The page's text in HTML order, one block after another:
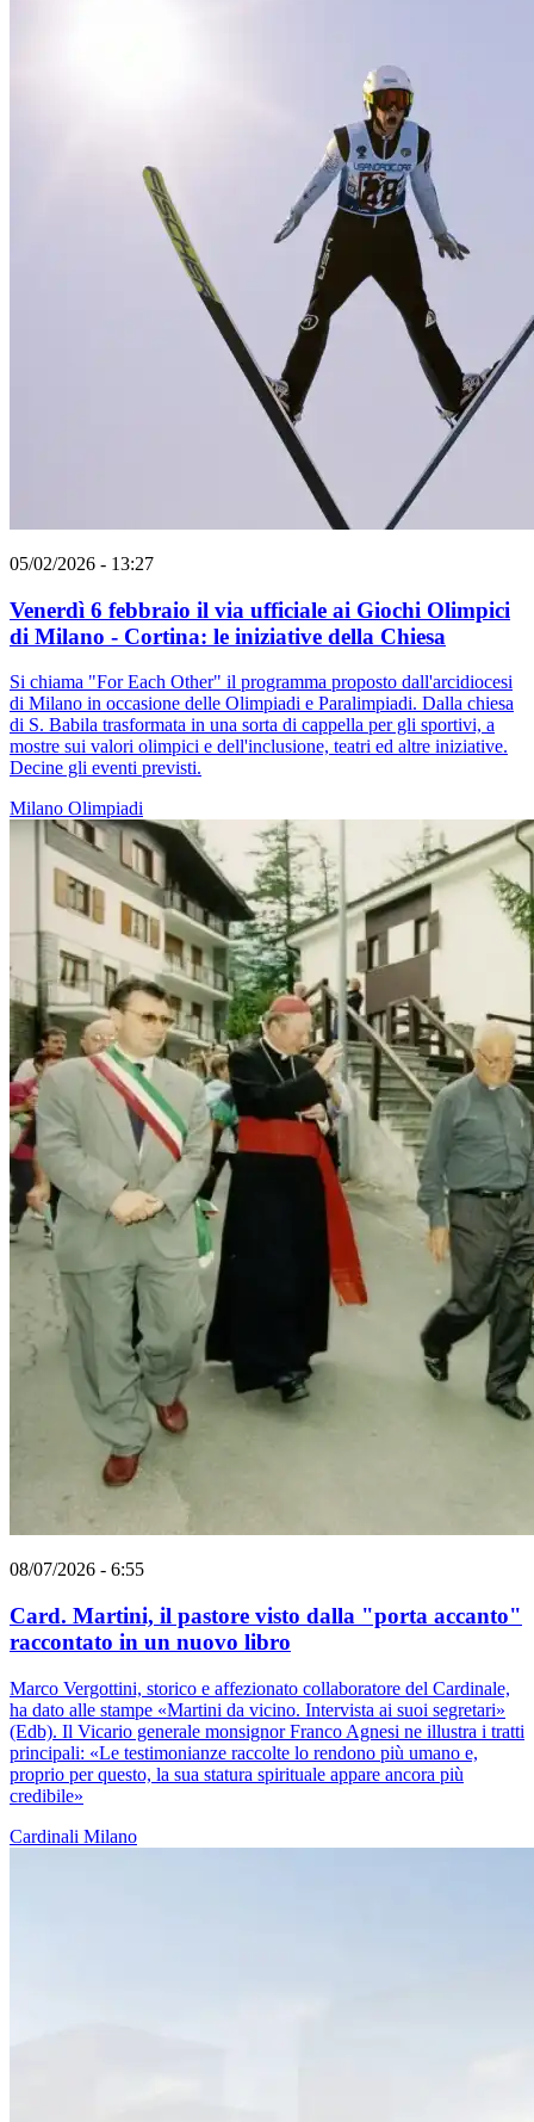
05/02/2026 - 13:27
Venerdì 6 febbraio il via ufficiale ai Giochi Olimpici
di Milano - Cortina: le iniziative della Chiesa
Si chiama "For Each Other" il programma proposto dall'arcidiocesi
di Milano in occasione delle Olimpiadi e Paralimpiadi. Dalla chiesa
di S. Babila trasformata in una sorta di cappella per gli sportivi, a
mostre sui valori olimpici e dell'inclusione, teatri ed altre iniziative.
Decine gli eventi previsti.
Milano Olimpiadi
08/07/2026 - 6:55
Card. Martini, il pastore visto dalla "porta accanto"
raccontato in un nuovo libro
Marco Vergottini, storico e affezionato collaboratore del Cardinale,
ha dato alle stampe «Martini da vicino. Intervista ai suoi segretari»
(Edb). Il Vicario generale monsignor Franco Agnesi ne illustra i tratti
principali: «Le testimonianze raccolte lo rendono più umano e,
proprio per questo, la sua statura spirituale appare ancora più
credibile»
Cardinali Milano